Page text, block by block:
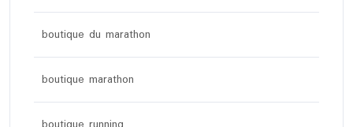
boutique du marathon
boutique marathon